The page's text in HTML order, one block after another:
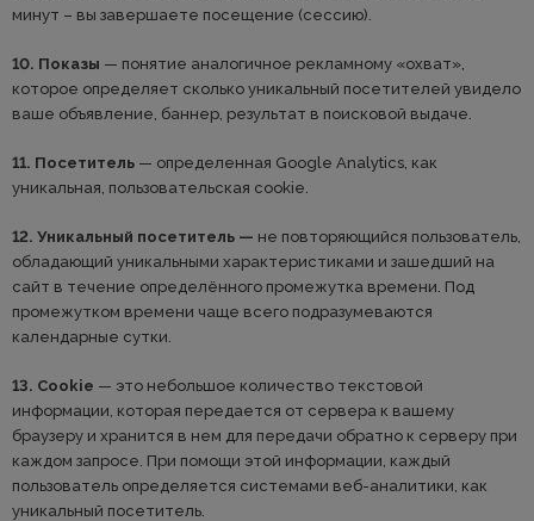
минут – вы завершаете посещение (сессию).
10. Показы — понятие аналогичное рекламному «охват»,
которое определяет сколько уникальный посетителей увидело
ваше объявление, баннер, результат в поисковой выдаче.
11. Посетитель — определенная Google Analytics, как
уникальная, пользовательская cookie.
12. Уникальный посетитель — не повторяющийся пользователь,
обладающий уникальными характеристиками и зашедший на
сайт в течение определённого промежутка времени. Под
промежутком времени чаще всего подразумеваются
календарные сутки.
13. Cookie — это небольшое количество текстовой
информации, которая передается от сервера к вашему
браузеру и хранится в нем для передачи обратно к серверу при
каждом запросе. При помощи этой информации, каждый
пользователь определяется системами веб-аналитики, как
уникальный посетитель.